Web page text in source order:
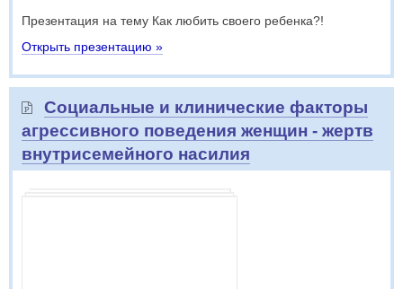
Презентация на тему Как любить своего ребенка?!
Открыть презентацию »
Социальные и клинические факторы
агрессивного поведения женщин - жертв
внутрисемейного насилия